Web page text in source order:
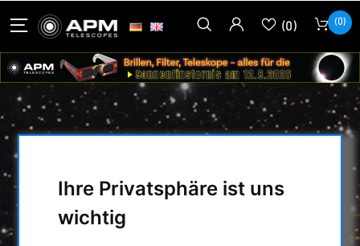
Ihre Privatsphäre ist uns
wichtig
(0) (0)
OKULARAUSZÜGE & ZUBEHÖR